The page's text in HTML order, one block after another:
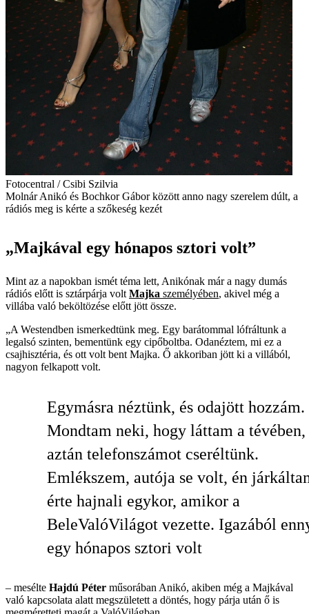
Fotocentral / Csibi Szilvia
Molnár Anikó és Bochkor Gábor között anno nagy szerelem dúlt, a
rádiós meg is kérte a szőkeség kezét
„Majkával egy hónapos sztori volt”
Mint az a napokban ismét téma lett, Anikónak már a nagy dumás
rádiós előtt is sztárpárja volt Majka személyében, akivel még a
villába való beköltözése előtt jött össze.
„A Westendben ismerkedtünk meg. Egy barátommal lófráltunk a
legalsó szinten, bementünk egy cipőboltba. Odanéztem, mi ez a
csajhisztéria, és ott volt bent Majka. Ő akkoriban jött ki a villából,
nagyon felkapott volt.
Egymásra néztünk, és odajött hozzám.
Mondtam neki, hogy láttam a tévében,
aztán telefonszámot cseréltünk.
Emlékszem, autója se volt, én
érte hajnali egykor, amikor a
BeleValóVilágot vezette. Igazából
egy hónapos sztori volt
– mesélte Hajdú Péter műsorában Anikó, akiben még a Majkával
való kapcsolata alatt megszületett a döntés, hogy párja után ő is